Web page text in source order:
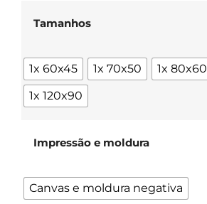
Tamanhos
1x 60x45 1x 70x50 1x 80x60
1x 120x90
Impressão e moldura
Canvas e moldura negativa